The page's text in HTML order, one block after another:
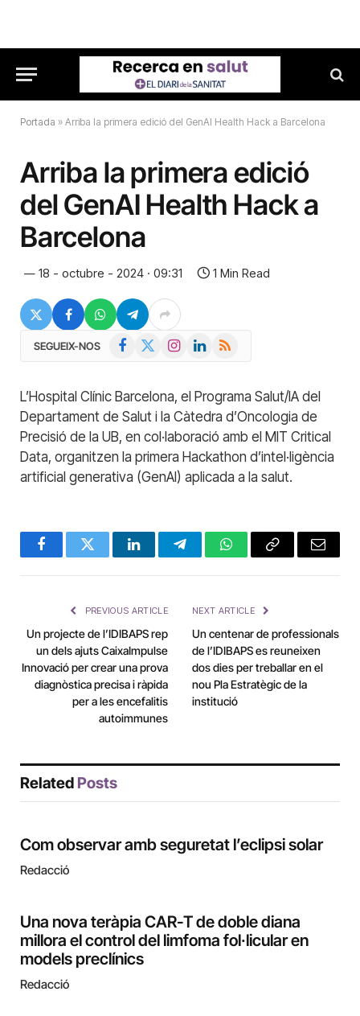
Portada » Arriba la primera edició del GenAI Health Hack a Barcelona
Arriba la primera edició
del GenAI Health Hack a
Barcelona
18 - octubre - 2024 · 09:31 1 Min Read
SEGUEIX-NOS Facebook InstagramLinkedIn
RSS
L’Hospital Clínic Barcelona, el Programa Salut/IA del
Departament de Salut i la Càtedra d’Oncologia de
Precisió de la UB, en col·laboració amb el MIT Critical
Data, organitzen la primera Hackathon d’intel·ligència
artificial generativa (GenAI) aplicada a la salut.
FacebookTwitter LinkedInTelegramWhatsAppCopy
Email
PREVIOUS ARTICLE
Un projecte de l’IDIBAPS rep
un dels ajuts CaixaImpulse
Innovació per crear una prova
diagnòstica precisa i ràpida
per a les encefalitis
autoimmunes
NEXT ARTICLE
Un centenar de professionals
de l’IDIBAPS es reuneixen
dos dies per treballar en el
nou Pla Estratègic de la
institució
Related Posts
Com observar amb seguretat l’eclipsi solar
Redacció
Una nova teràpia CAR-T de doble diana
millora el control del limfoma fol·licular en
models preclínics
Redacció